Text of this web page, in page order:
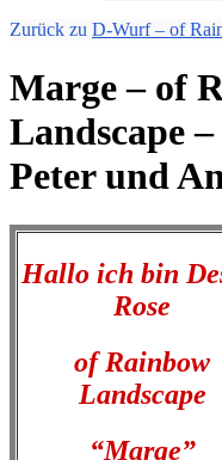
Zurück zu D-Wurf – of
Marge – of
Landscape
Peter und
Hallo ich bin
Rose
of Rainbow
Landscape
“Marge”